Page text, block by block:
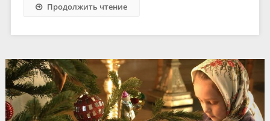
Продолжить чтение